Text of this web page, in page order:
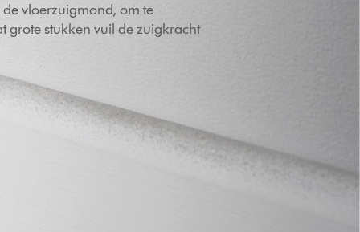
de vloerzuigmond, om te
grote stukken vuil de zuigkracht